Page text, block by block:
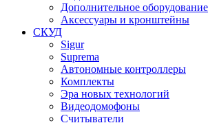
Дополнительное
Аксессуары и кронштейны
СКУД
Sigur
Suprema
Автономные контроллеры
Комплекты
Эра новых технологий
Видеодомофоны
Считыватели